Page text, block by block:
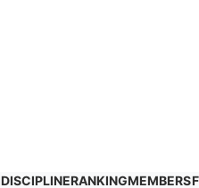
DISCIPLINERANKINGMEMBERS